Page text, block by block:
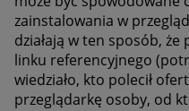
zainstalowania w
działają w ten sposób,
linku referencyjnego
wiedziało, kto polecił
przeglądarkę osoby, od